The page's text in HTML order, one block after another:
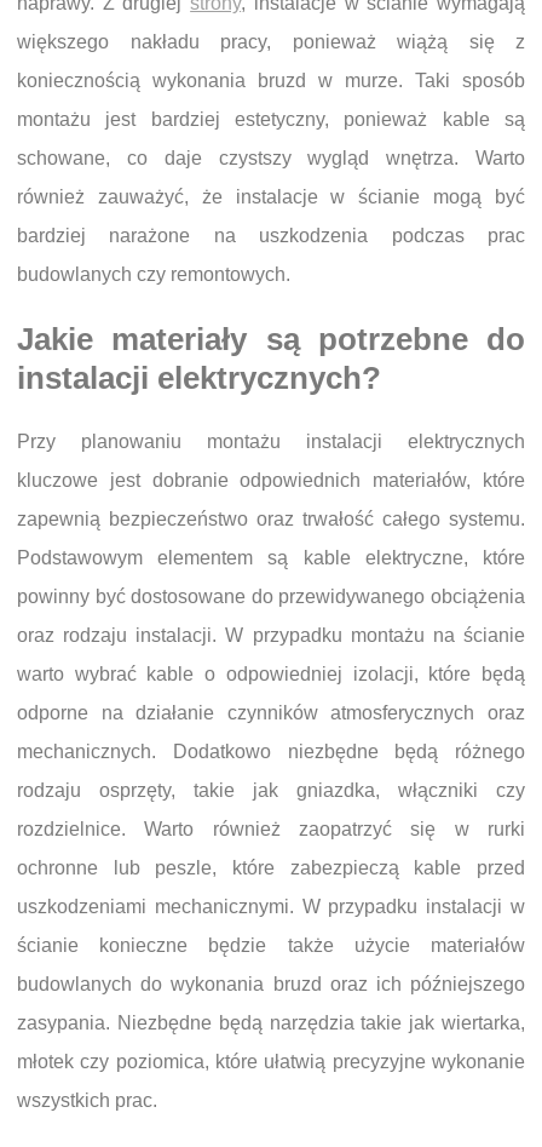
większego nakładu pracy, ponieważ wiążą się z
koniecznością wykonania bruzd w murze. Taki sposób
montażu jest bardziej estetyczny, ponieważ kable są
schowane, co daje czystszy wygląd wnętrza. Warto
również zauważyć, że instalacje w ścianie mogą być
bardziej narażone na uszkodzenia podczas prac
budowlanych czy remontowych.
Jakie materiały są potrzebne do
instalacji elektrycznych?
Przy planowaniu montażu instalacji elektrycznych
kluczowe jest dobranie odpowiednich materiałów, które
zapewnią bezpieczeństwo oraz trwałość całego systemu.
Podstawowym elementem są kable elektryczne, które
powinny być dostosowane do przewidywanego obciążenia
oraz rodzaju instalacji. W przypadku montażu na ścianie
warto wybrać kable o odpowiedniej izolacji, które będą
odporne na działanie czynników atmosferycznych oraz
mechanicznych. Dodatkowo niezbędne będą różnego
rodzaju osprzęty, takie jak gniazdka, włączniki czy
rozdzielnice. Warto również zaopatrzyć się w rurki
ochronne lub peszle, które zabezpieczą kable przed
uszkodzeniami mechanicznymi. W przypadku instalacji w
ścianie konieczne będzie także użycie materiałów
budowlanych do wykonania bruzd oraz ich późniejszego
zasypania. Niezbędne będą narzędzia takie jak wiertarka,
młotek czy poziomica, które ułatwią precyzyjne wykonanie
wszystkich prac.